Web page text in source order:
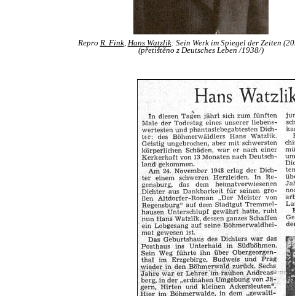
Repro R. Fink, Hans Watzlik: Sein Werk im Spiegel der Zeiten
(přetištěno z Deutsches Leben /1938/)